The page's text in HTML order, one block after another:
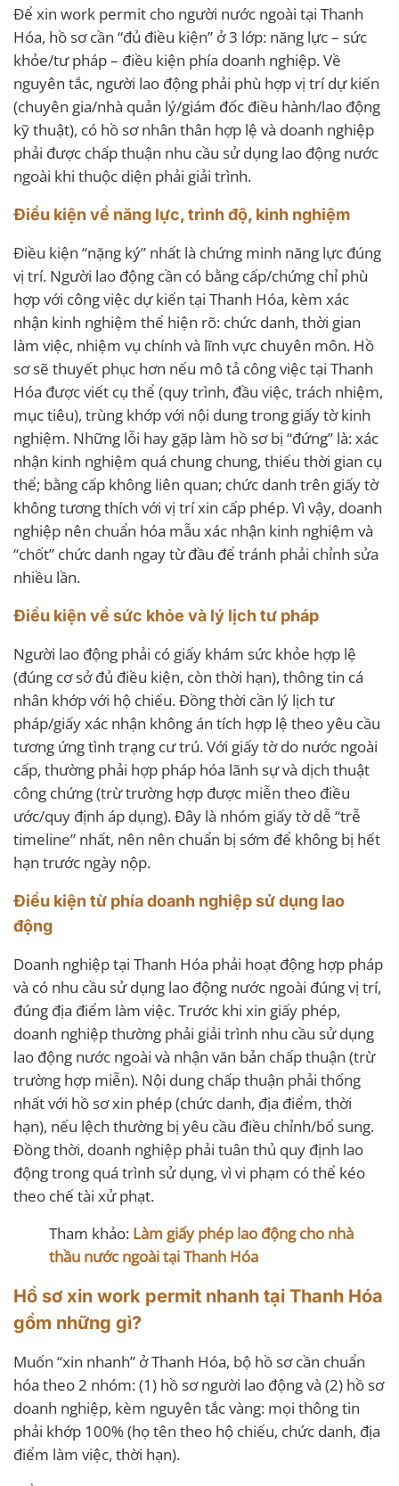
Để xin work permit cho người nước ngoài tại Thanh
Hóa, hồ sơ cần “đủ điều kiện” ở 3 lớp: năng lực – sức
khỏe/tư pháp – điều kiện phía doanh nghiệp. Về
nguyên tắc, người lao động phải phù hợp vị trí dự kiến
(chuyên gia/nhà quản lý/giám đốc điều hành/lao động
kỹ thuật), có hồ sơ nhân thân hợp lệ và doanh nghiệp
phải được chấp thuận nhu cầu sử dụng lao động nước
ngoài khi thuộc diện phải giải trình.
Điều kiện về năng lực, trình độ, kinh nghiệm
Điều kiện “nặng ký” nhất là chứng minh năng lực đúng
vị trí. Người lao động cần có bằng cấp/chứng chỉ phù
hợp với công việc dự kiến tại Thanh Hóa, kèm xác
nhận kinh nghiệm thể hiện rõ: chức danh, thời gian
làm việc, nhiệm vụ chính và lĩnh vực chuyên môn. Hồ
sơ sẽ thuyết phục hơn nếu mô tả công việc tại Thanh
Hóa được viết cụ thể (quy trình, đầu việc, trách nhiệm,
mục tiêu), trùng khớp với nội dung trong giấy tờ kinh
nghiệm. Những lỗi hay gặp làm hồ sơ bị “đứng” là: xác
nhận kinh nghiệm quá chung chung, thiếu thời gian cụ
thể; bằng cấp không liên quan; chức danh trên giấy tờ
không tương thích với vị trí xin cấp phép. Vì vậy, doanh
nghiệp nên chuẩn hóa mẫu xác nhận kinh nghiệm và
“chốt” chức danh ngay từ đầu để tránh phải chỉnh sửa
nhiều lần.
Điều kiện về sức khỏe và lý lịch tư pháp
Người lao động phải có giấy khám sức khỏe hợp lệ
(đúng cơ sở đủ điều kiện, còn thời hạn), thông tin cá
nhân khớp với hộ chiếu. Đồng thời cần lý lịch tư
pháp/giấy xác nhận không án tích hợp lệ theo yêu cầu
tương ứng tình trạng cư trú. Với giấy tờ do nước ngoài
cấp, thường phải hợp pháp hóa lãnh sự và dịch thuật
công chứng (trừ trường hợp được miễn theo điều
ước/quy định áp dụng). Đây là nhóm giấy tờ dễ “trễ
timeline” nhất, nên nên chuẩn bị sớm để không bị hết
hạn trước ngày nộp.
Điều kiện từ phía doanh nghiệp sử dụng lao
động
Doanh nghiệp tại Thanh Hóa phải hoạt động hợp pháp
và có nhu cầu sử dụng lao động nước ngoài đúng vị trí,
đúng địa điểm làm việc. Trước khi xin giấy phép,
doanh nghiệp thường phải giải trình nhu cầu sử dụng
lao động nước ngoài và nhận văn bản chấp thuận (trừ
trường hợp miễn). Nội dung chấp thuận phải thống
nhất với hồ sơ xin phép (chức danh, địa điểm, thời
hạn), nếu lệch thường bị yêu cầu điều chỉnh/bổ sung.
Đồng thời, doanh nghiệp phải tuân thủ quy định lao
động trong quá trình sử dụng, vì vi phạm có thể kéo
theo chế tài xử phạt.
Tham khảo: Làm giấy phép lao động cho nhà
thầu nước ngoài tại Thanh Hóa
Hồ sơ xin work permit nhanh tại Thanh Hóa
gồm những gì?
Muốn “xin nhanh” ở Thanh Hóa, bộ hồ sơ cần chuẩn
hóa theo 2 nhóm: (1) hồ sơ người lao động và (2) hồ sơ
doanh nghiệp, kèm nguyên tắc vàng: mọi thông tin
phải khớp 100% (họ tên theo hộ chiếu, chức danh, địa
điểm làm việc, thời hạn).